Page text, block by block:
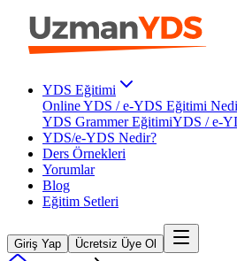
YDS Eğitimi
Online YDS / e-YDS Eğitimi
YDS Grammer EğitimiYDS / e-
YDS/e-YDS Nedir?
Ders Örnekleri
Yorumlar
Blog
Eğitim Setleri
Giriş Yap Ücretsiz Üye Ol